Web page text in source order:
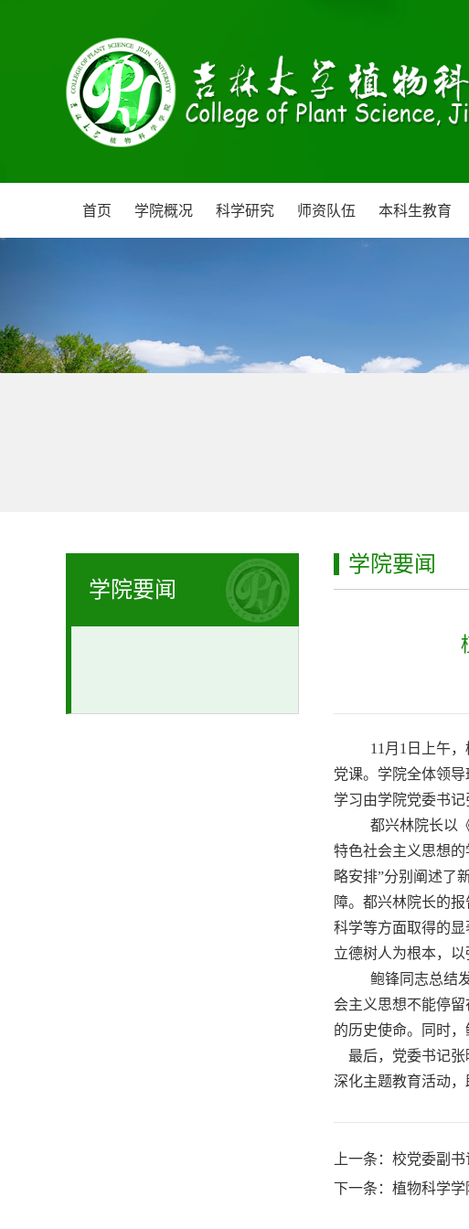
首页 学院概况 科学研究 师资队伍 本科生教育
学院要闻
学院要闻
11 月 1 日上午
党课。学院全体领
学习由学院党委书记
都兴林院长以
特色社会主义思想
略安排”分别阐述了
障。都兴林院长的
科学等方面取得的
立德树人为根本，以
鲍锋同志总结
会主义思想不能停
的历史使命。同时
最后，党委书记张
深化主题教育活动，
上一条： 校党委副
下一条： 植物科学学